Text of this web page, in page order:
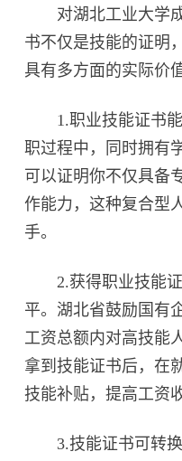
对湖北工业大学成
书不仅是技能的证明
具有多方面的实际价值
1.职业技能证书能
职过程中，同时拥有
可以证明你不仅具备
作能力，这种复合型
手。
2.获得职业技能证
平。湖北省鼓励国有
工资总额内对高技能
拿到技能证书后，在
技能补贴，提高工资
3.技能证书可转换